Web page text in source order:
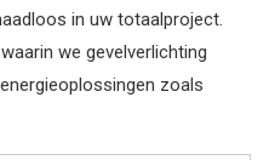
in uw totaalproject.
waarin we gevelverlichting
zoals